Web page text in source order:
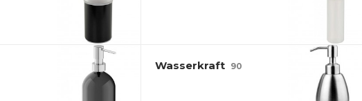
Wasserkraft 90